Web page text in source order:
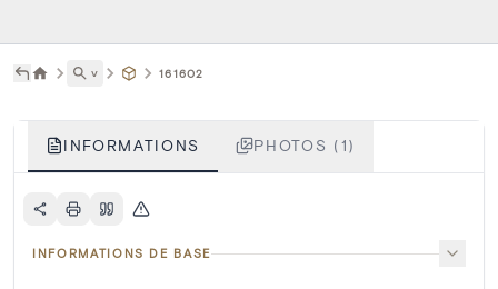
˅ 161602
INFORMATIONS PHOTOS (1)
INFORMATIONS DE BASE